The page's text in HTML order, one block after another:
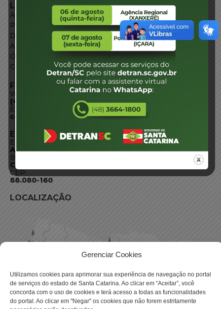
Gerenciar Cookies
Utilizamos cookies para aprimorar sua experiência de navegação no portal
de serviços do estado de Santa Catarina. Ao clicar em “Aceitar”, você
concorda com o uso de cookies e terá acesso a todas as funcionalidades
do portal. Ao clicar em "Negar" os cookies que não forem estritamente
LINKS EXTERNOS
Agência de Notícias
Portal de Serviços
Diário Oficial
Acesso à Informação
Órgãos do Governo
Conheça SC
FALE CONOSCO
WhatsApp:
(48) 3664-1800
E-mail:
centraldeinformacoes@detran.sc.gov.br
ENDEREÇO
Endereço:
Av. Almirante Tamandaré - 480
Bairro:
Coqueiros, Florianópolis SC
CEP:
88.080-160
LOCALIZAÇÃO